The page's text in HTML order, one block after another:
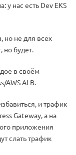
у нас есть Dev EKS
но не для всех
будет.
в своём
AWS ALB.
и трафик
Gateway, а на
приложения
слать трафик